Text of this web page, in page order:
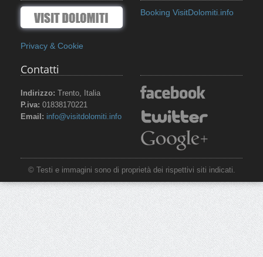
Privacy & Cookie
Booking VisitDolomiti.info
Contatti
Indirizzo: Trento, Italia
P.iva: 01838170221
Email: info@visitdolomiti.info
© Testi e immagini sono di proprietà dei rispettivi siti indicati.